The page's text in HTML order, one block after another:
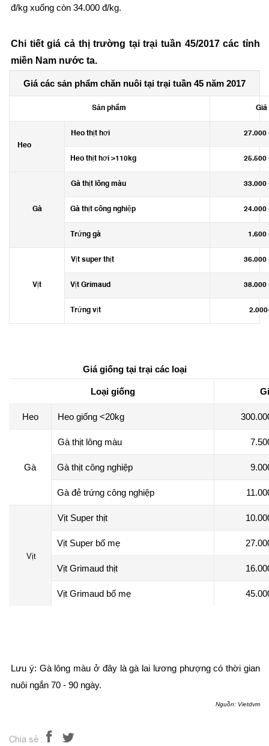
đ/kg xuống còn 34.000 đ/kg.
Chi tiết giá cả thị trường tại trại tuần 45/2017 các tỉnh
miền Nam nước ta.
Giá các sản phẩm chăn nuôi tại trại tuần 45 năm 2017
Sản phẩm
Heo
Heo thịt hơi 27.000
Heo thịt hơi >110kg 25.500
Gà
Gà thịt lông màu 33.000
Gà thịt công nghiệp 24.000
Trứng gà 1.600
Vịt
Vịt super thịt 36.000
Vịt Grimaud 38.000
Trứng vịt
Giá giống tại trại các loại
Loại giống
Heo Heo giống <20kg
Gà
Gà thịt lông màu
Gà thịt công nghiệp
Gà đẻ trứng công nghiệp
Vịt
Vịt Super thịt
Vịt Super bố mẹ
Vịt Grimaud thịt
Vịt Grimaud bố mẹ
Lưu ý: Gà lông màu ở đây là gà lai lương phượng có thời gian
nuôi ngắn 70 - 90 ngày.
Nguồn: Vietdvm
Chia sẻ :